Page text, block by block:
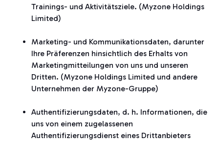
Trainings- und Aktivitätsziele. (Myzone Holdings
Limited)
Marketing- und Kommunikationsdaten, darunter
Ihre Präferenzen hinsichtlich des Erhalts von
Marketingmitteilungen von uns und unseren
Dritten. (Myzone Holdings Limited und andere
Unternehmen der Myzone-Gruppe)
Authentifizierungsdaten, d. h. Informationen, die
uns von einem zugelassenen
Authentifizierungsdienst eines Drittanbieters